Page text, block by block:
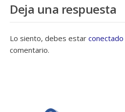
Deja una respuesta
Lo siento, debes estar conectado
comentario.